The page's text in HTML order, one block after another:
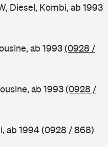
Diesel, Kombi, ab 1993
ab 1993(0928 /
ab 1993(0928 /
ab 1994(0928 / 868)